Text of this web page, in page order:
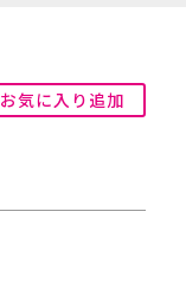
お気に入り追加